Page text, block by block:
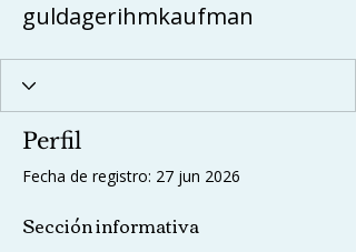
guldagerihmkaufman
Perfil
Fecha de registro: 27 jun 2026
Sección informativa